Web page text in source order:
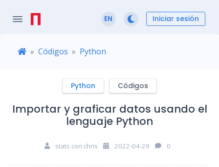
EN Iniciar sesión
Códigos Python
Python Códigos
Importar y graficar datos usando el
lenguaje Python
stats con chris 2022-04-29 0